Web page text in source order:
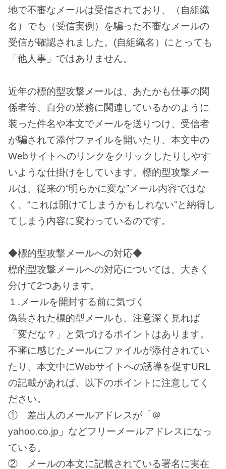
地で不審なメールは受信されており、（自組織
名）でも（受信実例）を騙った不審なメールの
受信が確認されました。(自組織名）にとっても
「他人事」ではありません。
近年の標的型攻撃メールは、あたかも仕事の関
係者等、自分の業務に関連しているかのように
装った件名や本文でメールを送りつけ、受信者
が騙されて添付ファイルを開いたり、本文中の
Webサイトへのリンクをクリックしたりしやす
いような仕掛けをしています。標的型攻撃メー
ルは、従来の“明らかに変な”メール内容ではな
く、“これは開けてしまうかもしれない”と納得し
てしまう内容に変わっているのです。
◆標的型攻撃メールへの対応◆
標的型攻撃メールへの対応については、大きく
分けて2つあります。
１.メールを開封する前に気づく
偽装された標的型メールも、注意深く見れば
「変だな？」と気づけるポイントはあります。
不審に感じたメールにファイルが添付されてい
たり、本文中にWebサイトへの誘導を促すURL
の記載があれば、以下のポイントに注意してく
ださい。
① 差出人のメールアドレスが「＠
yahoo.co.jp」などフリーメールアドレスになっ
ている。
② メールの本文に記載されている署名に実在